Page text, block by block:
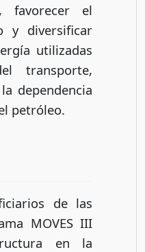
favorecer el
y diversificar
utilizadas
transporte,
dependencia
petróleo.
de las
MOVES III
en la